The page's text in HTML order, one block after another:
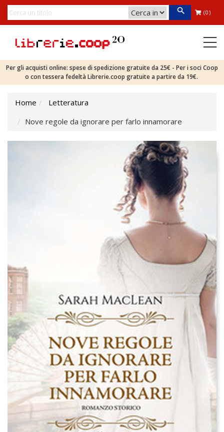
(0)
Per gli acquisti online: spese di spedizione gratuite da 25€ - Per i soci Coop
o con tessera fedeltà Librerie.coop gratuite a partire da 19€.
Home
Letteratura
Nove regole da ignorare per farlo innamorare